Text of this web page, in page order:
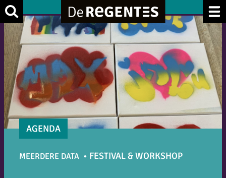
Ga
naar
de
inhoud
AGENDA
MEERDERE DATA FESTIVAL & WORKSHOP